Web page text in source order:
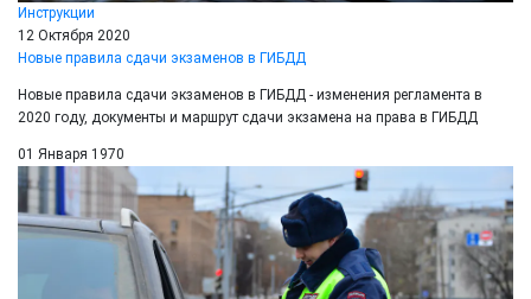
Инструкции
12 Октября 2020
Новые правила сдачи экзаменов в ГИБДД
Новые правила сдачи экзаменов в ГИБДД - изменения регламента в
2020 году, документы и маршрут сдачи экзамена на права в ГИБДД
01 Января 1970